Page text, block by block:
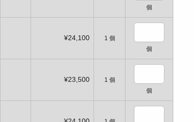
個
¥24,100 1 個
個
¥23,500 1 個
個